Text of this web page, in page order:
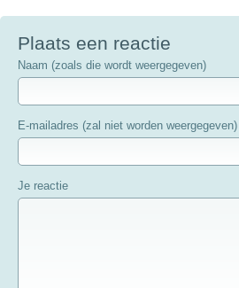
Plaats een reactie
Naam (zoals die wordt weergegeven)
E-mailadres (zal niet worden weergegeven)
Je reactie